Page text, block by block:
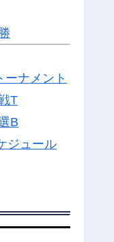
ナメント
T
B
ジュール